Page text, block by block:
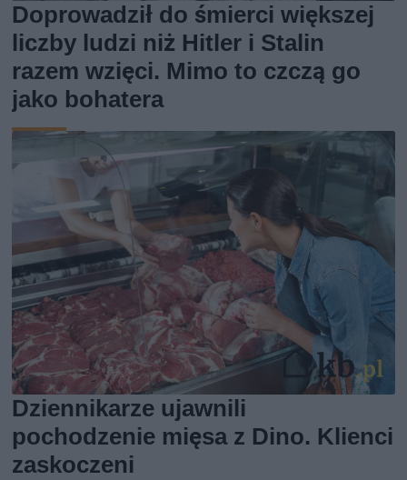
Doprowadził do śmierci większej
liczby ludzi niż Hitler i Stalin
razem wzięci. Mimo to czczą go
jako bohatera
Dziennikarze ujawnili
pochodzenie mięsa z Dino. Klienci
zaskoczeni